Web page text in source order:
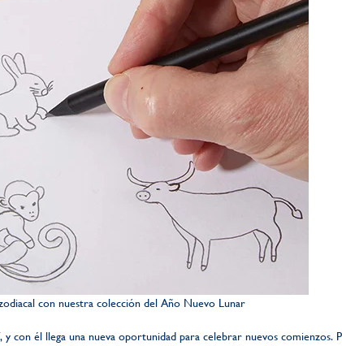
con nuestra colección del Año Nuevo Lunar
con él llega una nueva oportunidad para celebrar nuevos comienzos.